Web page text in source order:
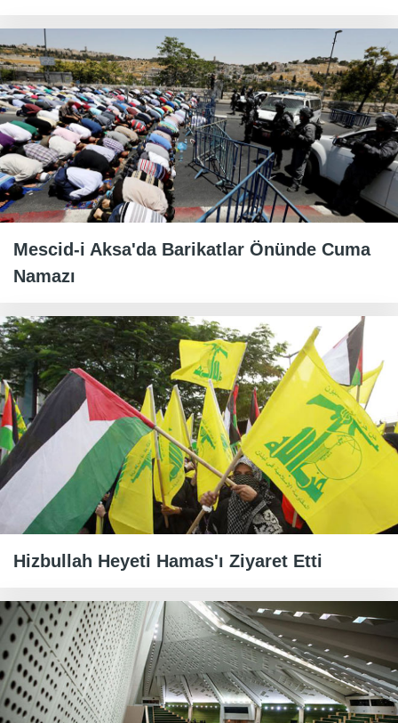
Mescid-i Aksa'da Barikatlar Önünde Cuma
Namazı
Hizbullah Heyeti Hamas'ı Ziyaret Etti